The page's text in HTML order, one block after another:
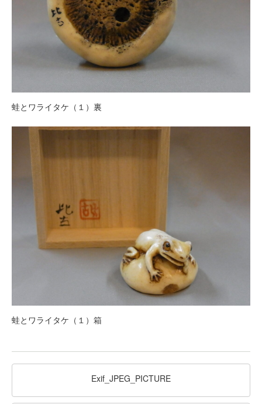
蛙とワライタケ（１）裏
蛙とワライタケ（１）箱
Exif_JPEG_PICTURE